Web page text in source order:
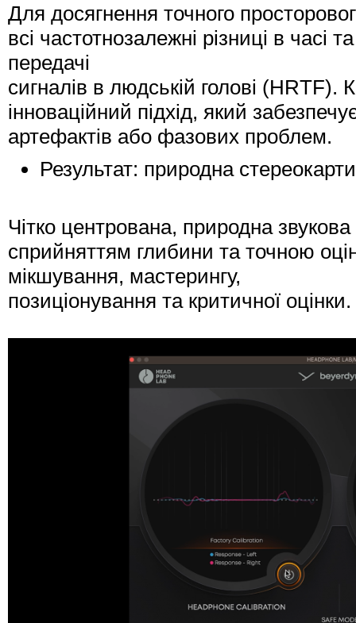
Для досягнення точного
всі частотнозалежні різниці в часі
передачі
сигналів в людській голові (HRTF).
інноваційний підхід, який
артефактів або фазових проблем.
Результат: природна
Чітко центрована, природна
сприйняттям глибини та точною
мікшування, мастерингу,
позиціонування та критичної оцінки.